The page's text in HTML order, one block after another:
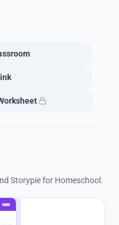
Storypie for Homeschool.